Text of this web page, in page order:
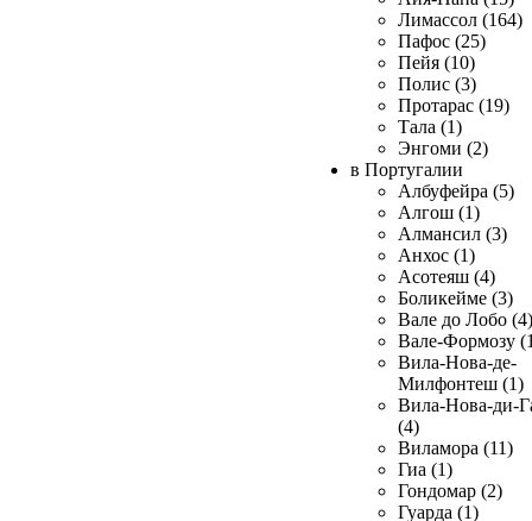
Лимассол (164)
Пафос (25)
Пейя (10)
Полис (3)
Протарас (19)
Тала (1)
Энгоми (2)
в Португалии
Албуфейра (5)
Алгош (1)
Алмансил (3)
Анхос (1)
Асотеяш (4)
Боликейме (3)
Вале до Лобо (4)
Вале-Формозу
Вила-Нова-де-
Милфонтеш (1)
Вила-Нова-ди-
(4)
Виламора (11)
Гиа (1)
Гондомар (2)
Гуарда (1)